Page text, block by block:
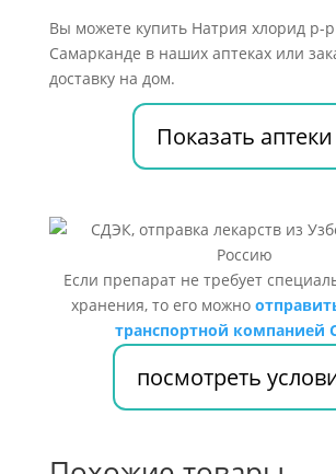
Вы можете купить Натрия хлорид р-
Самарканде в наших аптеках или
доставку на дом.
Показать аптеки
Если препарат не требует
хранения, то его можно
транспортной компанией
посмотреть